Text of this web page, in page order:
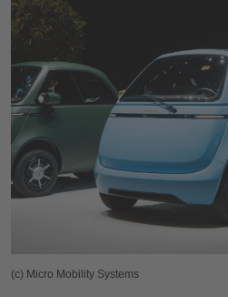
(c) Micro Mobility Systems